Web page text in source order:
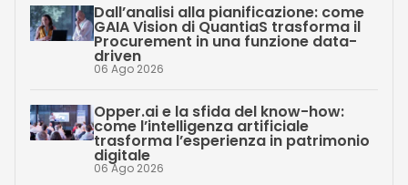
Dall’analisi alla pianificazione: come
GAIA Vision di QuantiaS trasforma il
Procurement in una funzione data-
driven
06 Ago 2026
Opper.ai e la sfida del know-how:
come l’intelligenza artificiale
trasforma l’esperienza in patrimonio
digitale
06 Ago 2026